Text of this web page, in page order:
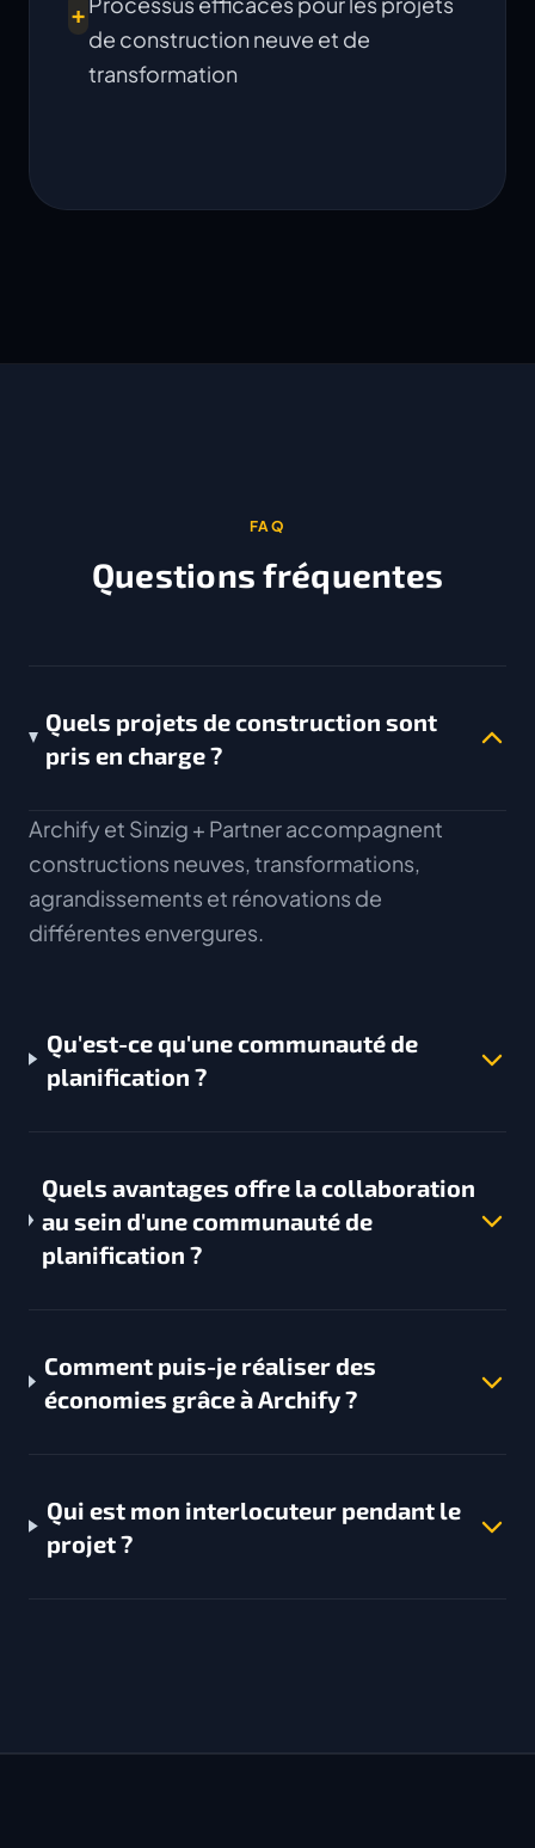
+
de construction neuve et de
transformation
FAQ
Questions fréquentes
Quels projets de construction sont
pris en charge ?
Archify et Sinzig + Partner accompagnent
constructions neuves, transformations,
agrandissements et rénovations de
différentes envergures.
Qu'est-ce qu'une communauté de
planification ?
Quels avantages offre la collaboration
au sein d'une communauté de
planification ?
Comment puis-je réaliser des
économies grâce à Archify ?
Qui est mon interlocuteur pendant le
projet ?